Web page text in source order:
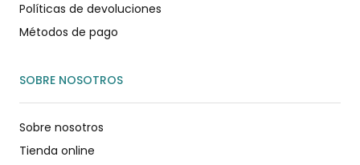
Políticas de devoluciones
Métodos de pago
SOBRE NOSOTROS
Sobre nosotros
Tienda online